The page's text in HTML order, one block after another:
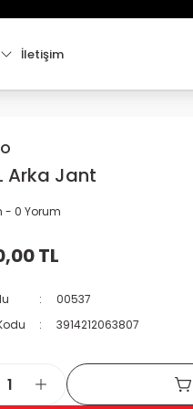
İletişim
Arka Jant
- 0 Yorum
TL
00537
3914212063807